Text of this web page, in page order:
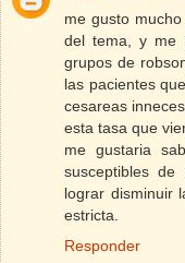
me gusto
del tema, y me
grupos de
las pacientes
cesareas
esta tasa que
me gustaria
susceptibles
lograr disminuir
estricta.
Responder